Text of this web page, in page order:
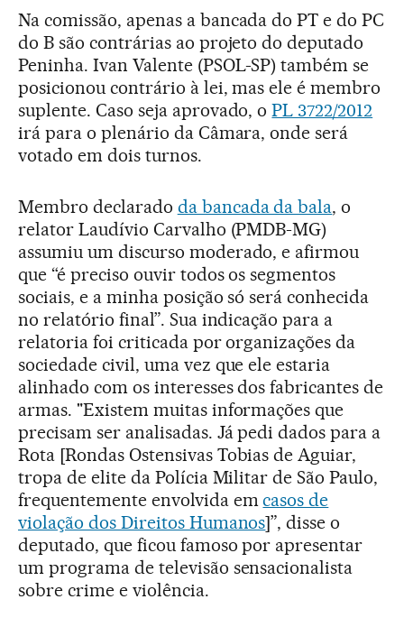
Na comissão, apenas a bancada do PT e do PC
do B são contrárias ao projeto do deputado
Peninha. Ivan Valente (PSOL-SP) também se
posicionou contrário à lei, mas ele é membro
suplente. Caso seja aprovado, oPL 3722/2012
irá para o plenário da Câmara, onde será
votado em dois turnos.
Membro declarado da bancada da bala, o
relator Laudívio Carvalho (PMDB-MG)
assumiu um discurso moderado, e afirmou
que “é preciso ouvir todos os segmentos
sociais, e a minha posição só será conhecida
no relatório final”. Sua indicação para a
relatoria foi criticada por organizações da
sociedade civil, uma vez que ele estaria
alinhado com os interesses dos fabricantes de
armas. "Existem muitas informações que
precisam ser analisadas. Já pedi dados para a
Rota [Rondas Ostensivas Tobias de Aguiar,
tropa de elite da Polícia Militar de São Paulo,
frequentemente envolvida emcasos de
violação dos Direitos Humanos]”, disse o
deputado, que ficou famoso por apresentar
um programa de televisão sensacionalista
sobre crime e violência.